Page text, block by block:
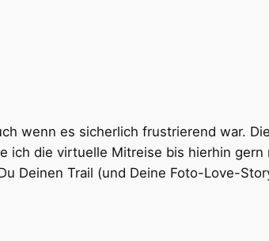
wenn es sicherlich frustrierend war.
ich die virtuelle Mitreise bis hierhin
Deinen Trail (und Deine Foto-Love-